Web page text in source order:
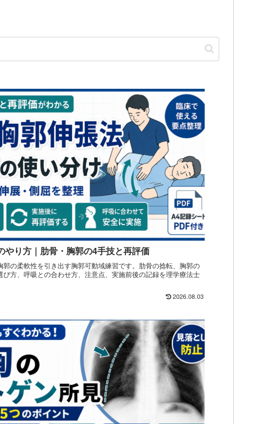
やり方｜肋骨・胸郭の4手技と再評価
郭の柔軟性を引き出す胸郭可動域練習です。肋骨の捻転、胸郭の
び方、呼吸との合わせ方、注意点、実施前後の記録を理学療法士
2026.08.03